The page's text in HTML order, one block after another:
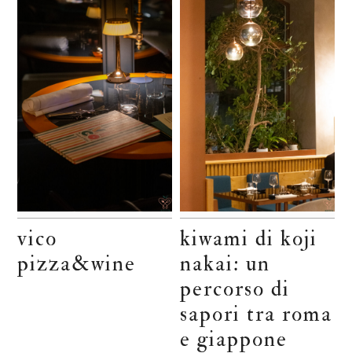
vico
pizza&wine
kiwami di koji
nakai: un
percorso di
sapori tra roma
e giappone